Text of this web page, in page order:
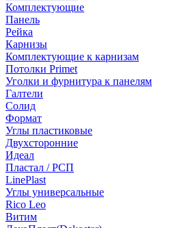
Комплектующие
Панель
Рейка
Карнизы
Комплектующие к карнизам
Потолки Primet
Уголки и фурнитура к панелям
Галтели
Солид
Формат
Углы пластиковые
Двухсторонние
Идеал
Пластал / РСП
LinePlast
Углы универсальные
Rico Leo
Витим